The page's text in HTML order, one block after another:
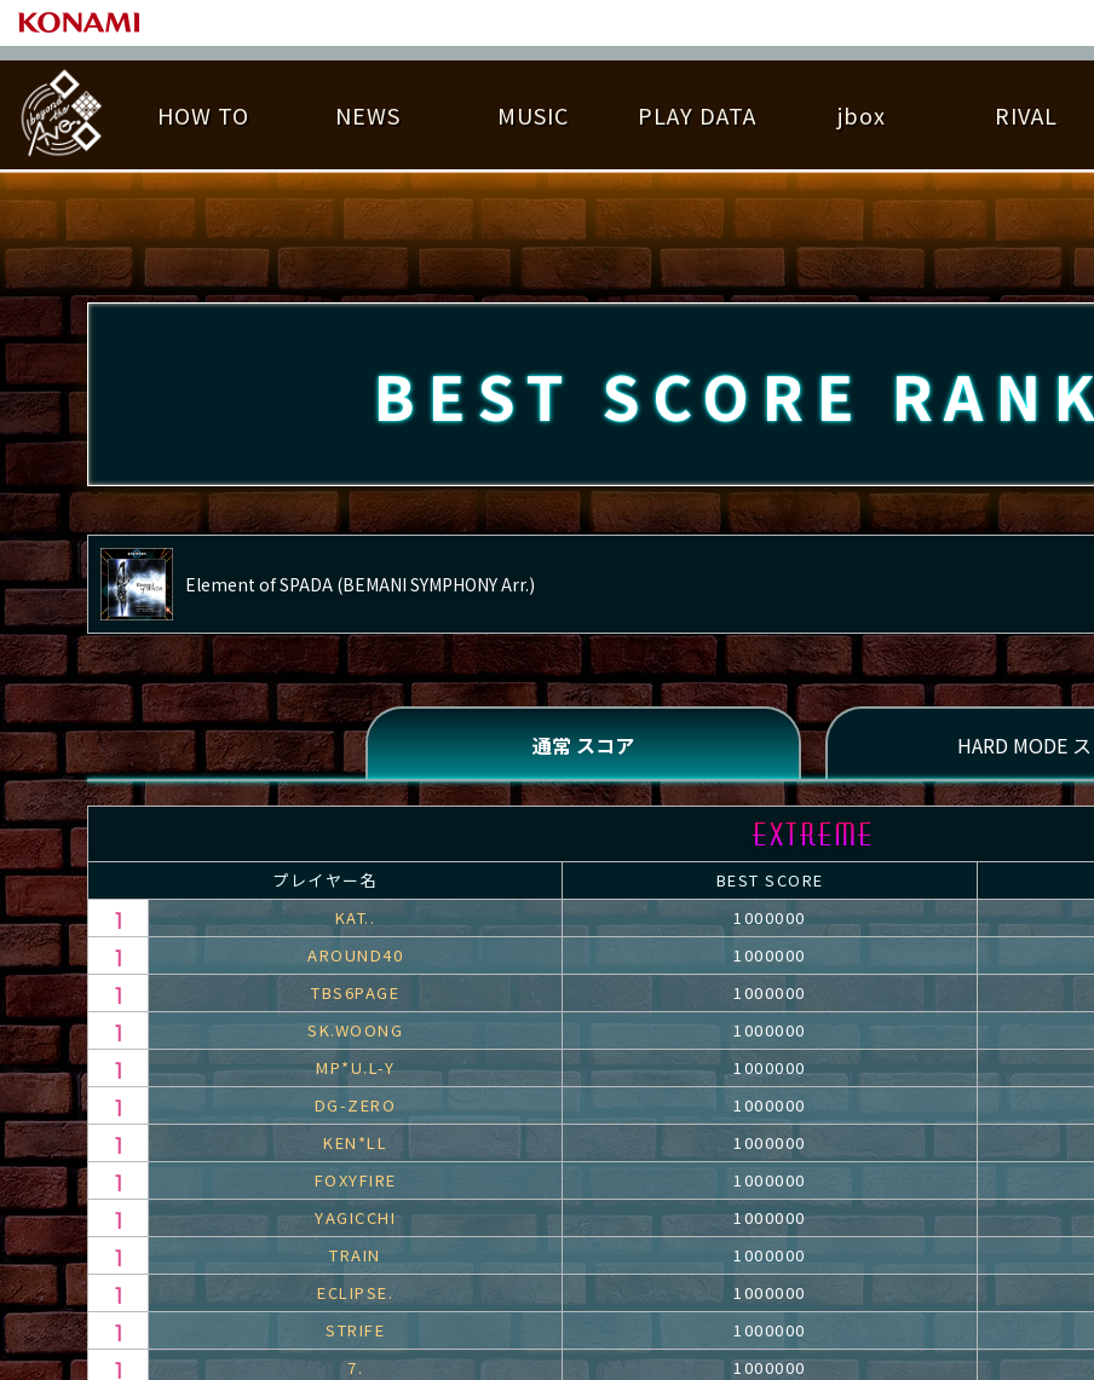
HOW TO
基本の遊び方 遊び方ガイド
NEWS MUSIC
遊べる楽曲 アーティスト紹介
PLAY DATA
PLAY DATA TOP EMBLEM ゆびベル
称号 プレー履歴 プレーグラフ ねん
jbox RIVAL
ライバル一覧 逆ライバル一覧 ライバル比較 プレーヤー検索
大会参加 大会開催 大会参加情報 大会とは？
LICENSE HIT CHART ORIGINAL HIT CHART BEST SCORE RANKING
BEST SCORE
Element of SPADA (BEMANI SYMPHONY Arr.)
プレイヤー名 BEST SCORE
KAT..
1000000
AROUND40
1000000
TBS6PAGE
1000000
SK.WOONG
1000000
MP*U.L-Y
1000000
DG-ZERO
1000000
KEN*LL
1000000
FOXYFIRE
1000000
YAGICCHI
1000000
TRAIN
1000000
ECLIPSE.
1000000
STRIFE
1000000
7.
1000000